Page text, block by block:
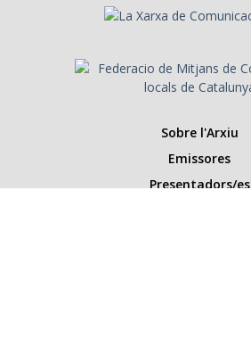
Sobre l'Arxiu
Emissores
Presentadors/es